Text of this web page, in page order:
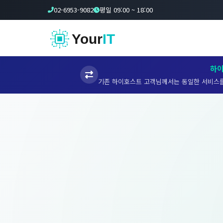
하
기존 하이호스트 고객님께서는 동일한 서비
02-6953-9082 평일 09:00 ~ 18:00
YourIT